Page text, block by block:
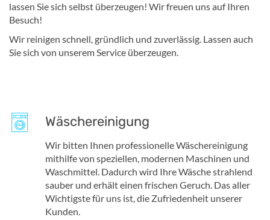
lassen Sie sich selbst überzeugen! Wir freuen uns auf Ihren
Besuch!
Wir reinigen schnell, gründlich und zuverlässig. Lassen auch
Sie sich von unserem Service überzeugen.
Wäschereinigung
Wir bitten Ihnen professionelle Wäschereinigung
mithilfe von speziellen, modernen Maschinen und
Waschmittel. Dadurch wird Ihre Wäsche strahlend
sauber und erhält einen frischen Geruch. Das aller
Wichtigste für uns ist, die Zufriedenheit unserer
Kunden.